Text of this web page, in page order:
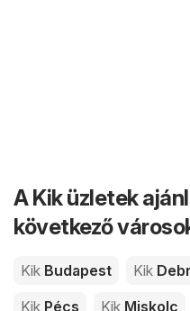
A Kik üzletek
következő
Kik Budapest Kik
Kik Pécs Kik Miskolc